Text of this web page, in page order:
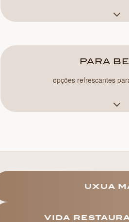
PARA
opções refrescantes
uxua
vida